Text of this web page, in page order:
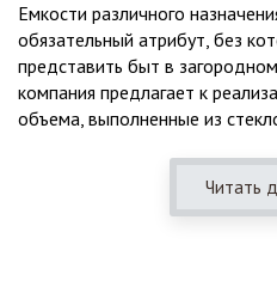
также отнести:
безупречное качество
стойкость к высокому
ненаполненном состоянии);
полная герметичность, что
Емкости различного
обязательный атрибут, без
представить быт в
компания предлагает к
объема, выполненные из
одна из основных сфер их
это организация центров
Читать